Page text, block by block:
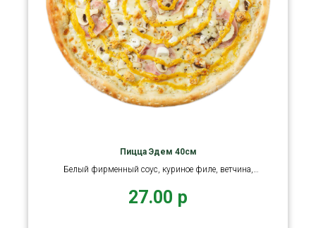
Пицца Эдем 40см
Белый фирменный соус, куриное филе, ветчина,
27.00 р